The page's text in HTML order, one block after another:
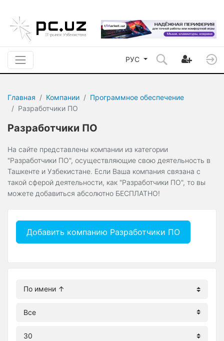
РУС
Главная Компании
Программное обеспечение
Разработчики ПО
Разработчики ПО
На сайте представлены компании из категории
"Разработчики ПО", осуществляющие свою деятельность в
Ташкенте и Узбекистане. Если Ваша компания связана с
такой сферой деятельности, как "Разработчики ПО", то вы
можете добавиться абсолютно БЕСПЛАТНО!
Добавить компанию Разработчики ПО